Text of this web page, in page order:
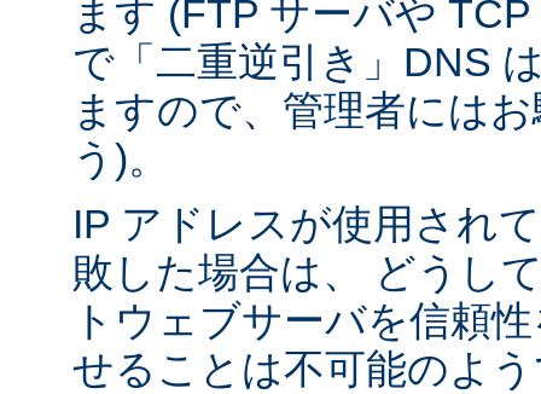
ます (FTP サーバや
で「二重逆引き」DNS
ますので、管理者には
う)。
IP アドレスが使用され
敗した場合は、 どうし
トウェブサーバを信頼
せることは不可能のよ